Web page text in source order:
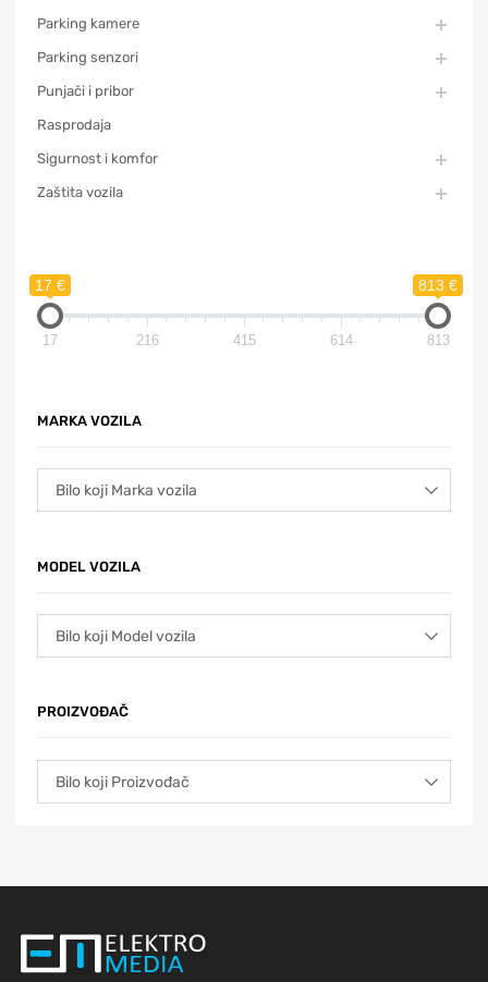
Parking kamere
Parking senzori
Punjači i pribor
Rasprodaja
Sigurnost i komfor
Zaštita vozila
17 € 813 €
17 216 415 614 813
MARKA VOZILA
MODEL VOZILA
PROIZVOĐAČ